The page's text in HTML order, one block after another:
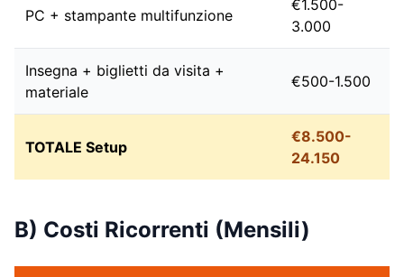
PC + stampante multifunzione
€1.500-
3.000
Insegna + biglietti da visita +
materiale
€500-1.500
TOTALE Setup
€8.500-
24.150
B) Costi Ricorrenti (Mensili)